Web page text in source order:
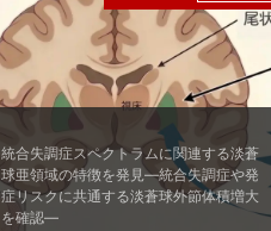
統合失調症スペクトラムに関連する淡蒼
球亜領域の特徴を発見―統合失調症や発
症リスクに共通する淡蒼球外節体積増大
を確認―